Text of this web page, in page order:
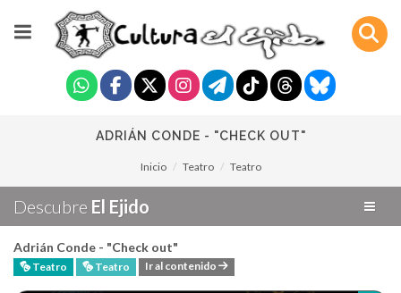
ADRIÁN CONDE - "CHECK OUT"
Inicio Teatro Teatro
Descubre El Ejido
Adrián Conde - "Check out"
Teatro Teatro Ir al contenido